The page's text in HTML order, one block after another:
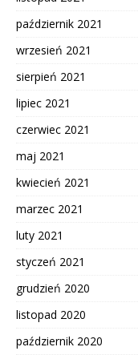
październik 2021
wrzesień 2021
sierpień 2021
lipiec 2021
czerwiec 2021
maj 2021
kwiecień 2021
marzec 2021
luty 2021
styczeń 2021
grudzień 2020
listopad 2020
październik 2020